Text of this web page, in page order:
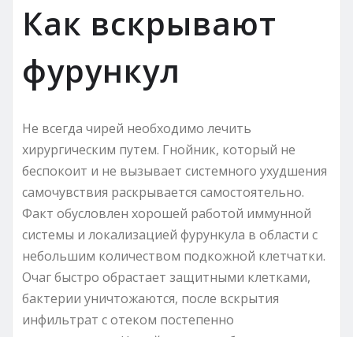
Как вскрывают
фурункул
Не всегда чирей необходимо лечить
хирургическим путем. Гнойник, который не
беспокоит и не вызывает системного ухудшения
самочувствия раскрывается самостоятельно.
Факт обусловлен хорошей работой иммунной
системы и локализацией фурункула в области с
небольшим количеством подкожной клетчатки.
Очаг быстро обрастает защитными клетками,
бактерии уничтожаются, после вскрытия
инфильтрат с отеком постепенно